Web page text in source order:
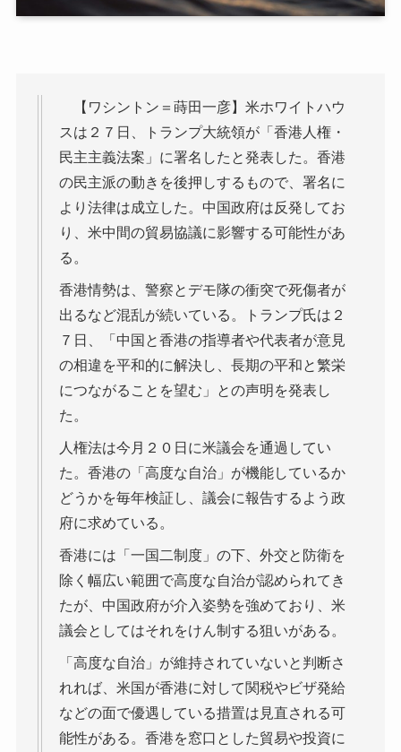
【ワシントン＝蒔田一彦】米ホワイトハウ
スは２７日、トランプ大統領が「香港人権・
民主主義法案」に署名したと発表した。香港
の民主派の動きを後押しするもので、署名に
より法律は成立した。中国政府は反発してお
り、米中間の貿易協議に影響する可能性があ
る。
香港情勢は、警察とデモ隊の衝突で死傷者が
出るなど混乱が続いている。トランプ氏は２
７日、「中国と香港の指導者や代表者が意見
の相違を平和的に解決し、長期の平和と繁栄
につながることを望む」との声明を発表し
た。
人権法は今月２０日に米議会を通過してい
た。香港の「高度な自治」が機能しているか
どうかを毎年検証し、議会に報告するよう政
府に求めている。
香港には「一国二制度」の下、外交と防衛を
除く幅広い範囲で高度な自治が認められてき
たが、中国政府が介入姿勢を強めており、米
議会としてはそれをけん制する狙いがある。
「高度な自治」が維持されていないと判断さ
れれば、米国が香港に対して関税やビザ発給
などの面で優遇している措置は見直される可
能性がある。香港を窓口とした貿易や投資に